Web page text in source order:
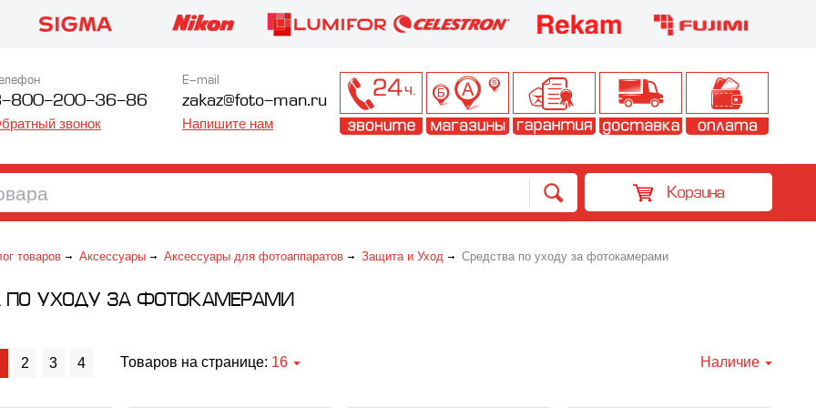
800-200-36-86
звонок
E-mail
zakaz@foto-man.ru
Напишите нам
Корзина
товаров Аксессуары Аксессуары для фотоаппаратов Защита и Уход Средства по уходу за фотокамерами
ПО УХОДУ ЗА ФОТОКАМЕРАМИ
2 3 4 Товаров на странице: 16 Наличие